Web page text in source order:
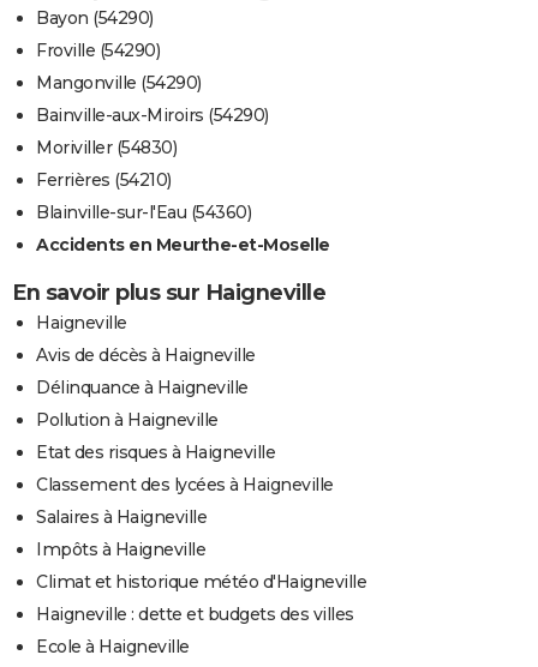
Bayon (54290)
Froville (54290)
Mangonville (54290)
Bainville-aux-Miroirs (54290)
Moriviller (54830)
Ferrières (54210)
Blainville-sur-l'Eau (54360)
Accidents en Meurthe-et-Moselle
En savoir plus sur Haigneville
Haigneville
Avis de décès à Haigneville
Délinquance à Haigneville
Pollution à Haigneville
Etat des risques à Haigneville
Classement des lycées à Haigneville
Salaires à Haigneville
Impôts à Haigneville
Climat et historique météo d'Haigneville
Haigneville : dette et budgets des villes
Ecole à Haigneville